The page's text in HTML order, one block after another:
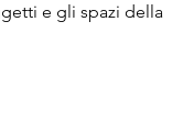
e gli spazi della